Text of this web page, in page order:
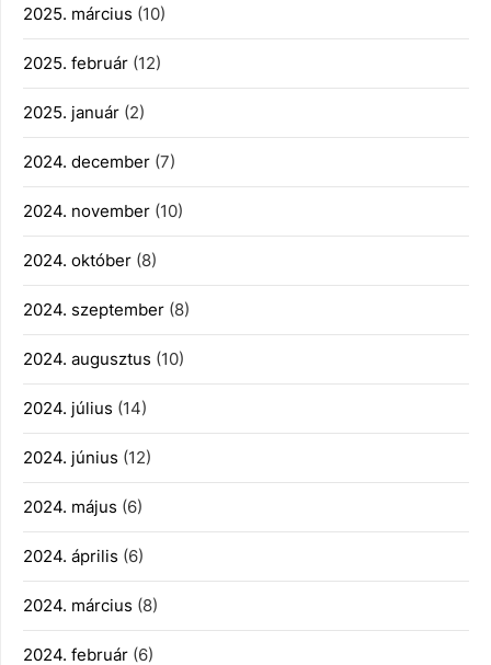
2025. március (10)
2025. február (12)
2025. január (2)
2024. december (7)
2024. november (10)
2024. október (8)
2024. szeptember (8)
2024. augusztus (10)
2024. július (14)
2024. június (12)
2024. május (6)
2024. április (6)
2024. március (8)
2024. február (6)